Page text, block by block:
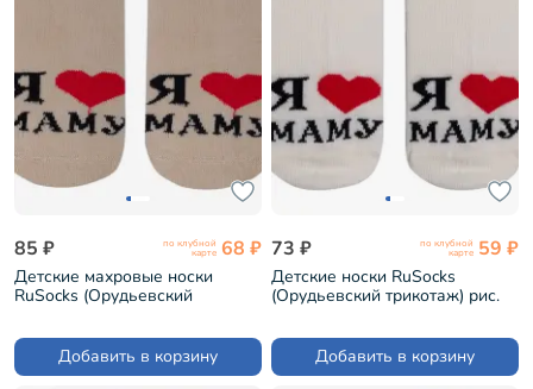
85 ₽ по клубной
карте 68 ₽
Детские махровые носки
RuSocks (Орудьевский
(Д-111-01)
Добавить в корзину
73 ₽ по клубной
карте 59 ₽
Детские носки RuSocks
(Орудьевский трикотаж) рис.
Добавить в корзину